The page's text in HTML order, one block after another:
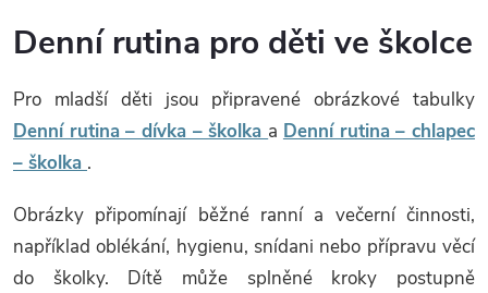
Denní rutina pro děti ve školce
Pro mladší děti jsou připravené obrázkové tabulky
Denní rutina – dívka – školka a Denní rutina – chlapec
– školka .
Obrázky připomínají běžné ranní a večerní činnosti,
například oblékání, hygienu, snídani nebo přípravu věcí
do školky. Dítě může splněné kroky postupně